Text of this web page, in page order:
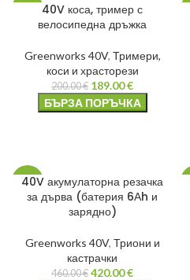
40V коса, тример с
велосипедна дръжка
Greenworks 40V, Тримери,
коси и храсторези
200.00€ 189.00€
БЪРЗА ПОРЪЧКА
-9%
40V акумулаторна резачка
за дърва (батерия 6Аh и
зарядно)
Greenworks 40V, Триони и
кастрачки
460.00€ 420.00€